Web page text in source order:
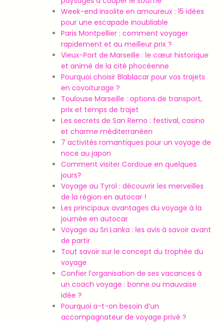
Week-end insolite en amoureux : 15 idées
pour une escapade inoubliable
Paris Montpellier : comment voyager
rapidement et au meilleur prix ?
Vieux-Port de Marseille : le cœur historique
et animé de la cité phocéenne
Pourquoi choisir Blablacar pour vos trajets
en covoiturage ?
Toulouse Marseille : options de transport,
prix et temps de trajet
Les secrets de San Remo : festival, casino
et charme méditerranéen
7 activités romantiques pour un voyage de
noce au japon
Comment visiter Cordoue en quelques
jours?
Voyage au Tyrol : découvrir les merveilles
de la région en autocar !
Les principaux avantages du voyage à la
journée en autocar
Voyage au Sri Lanka : les avis à savoir avant
de partir
Tout savoir sur le concept du trophée du
voyage
Confier l’organisation de ses vacances à
un coach voyage : bonne ou mauvaise
idée ?
Pourquoi a-t-on besoin d’un
accompagnateur de voyage privé ?